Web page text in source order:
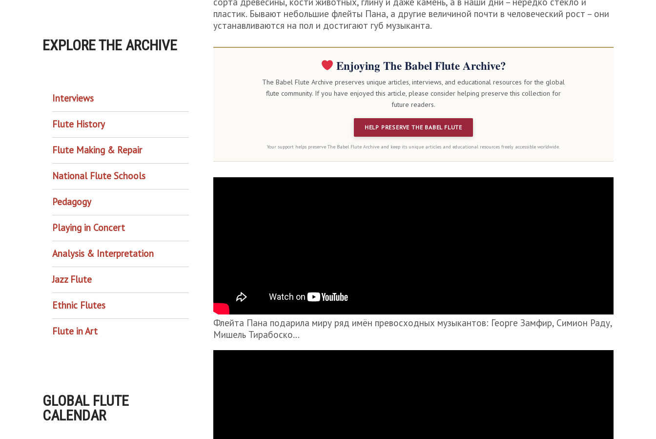
пластик. Бывают небольшие флейты Пана, а другие величиной почти в человеческий рост – они
устанавливаются на пол и достигают губ музыканта.
Enjoying The Babel Flute Archive?
The Babel Flute Archive preserves unique articles, interviews, and educational resources for the global
flute community. If you have enjoyed this article, please consider helping preserve this collection for
future readers.
HELP PRESERVE THE BABEL FLUTE
Your support helps preserve The Babel Flute Archive and keep its unique articles and educational resources freely accessible worldwide.
Флейта Пана подарила миру ряд имён превосходных музыкантов: Георге Замфир, Симион Раду,
Мишель Тирабоско…
EXPLORE THE ARCHIVE
Interviews
Flute History
Flute Making & Repair
National Flute Schools
Pedagogy
Playing in Concert
Analysis & Interpretation
Jazz Flute
Ethnic Flutes
Flute in Art
GLOBAL FLUTE
CALENDAR